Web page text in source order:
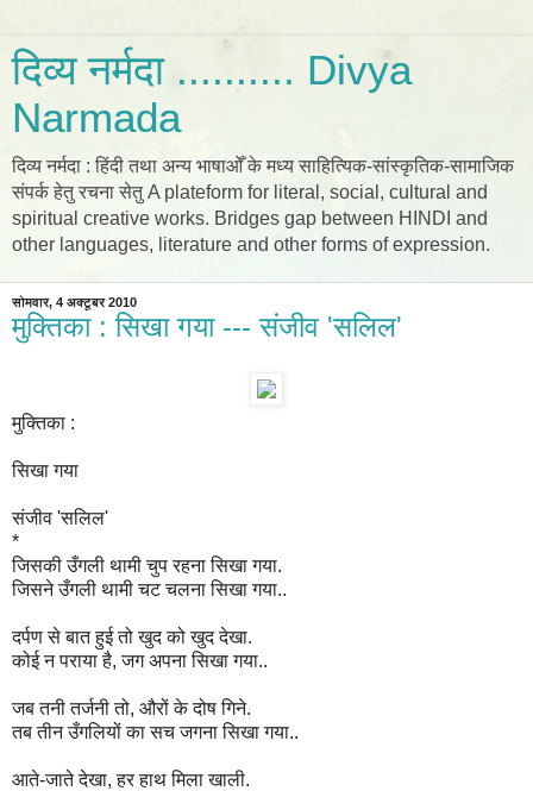
दिव्य नर्मदा .......... Divya
Narmada
दिव्य नर्मदा : हिंदी तथा अन्य भाषाओँ के मध्य साहित्यिक-सांस्कृतिक-सामाजिक
संपर्क हेतु रचना सेतु A plateform for literal, social, cultural and
spiritual creative works. Bridges gap between HINDI and
other languages, literature and other forms of expression.
सोमवार, 4 अक्टूबर 2010
मुक्तिका : सिखा गया --- संजीव 'सलिल'
मुक्तिका :
सिखा गया
संजीव 'सलिल'
*
जिसकी उँगली थामी चुप रहना सिखा गया.
जिसने उँगली थामी चट चलना सिखा गया..
दर्पण से बात हुई तो खुद को खुद देखा.
कोई न पराया है, जग अपना सिखा गया..
जब तनी तर्जनी तो, औरों के दोष गिने.
तब तीन उँगलियों का सच जगना सिखा गया..
आते-जाते देखा, हर हाथ मिला खाली.